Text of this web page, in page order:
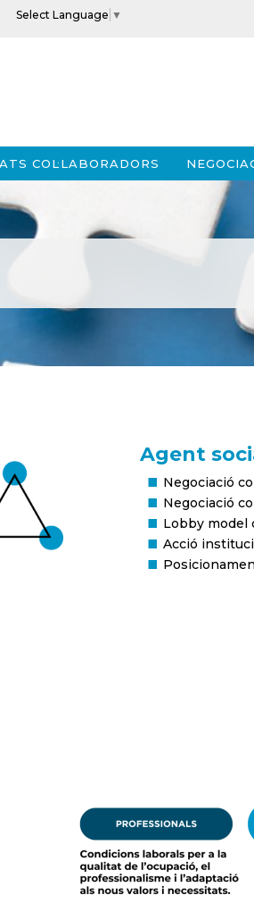
Select Language ▼
COL·LABORADORS
Agent
Negociació
Negociació
Lobby model
Acció